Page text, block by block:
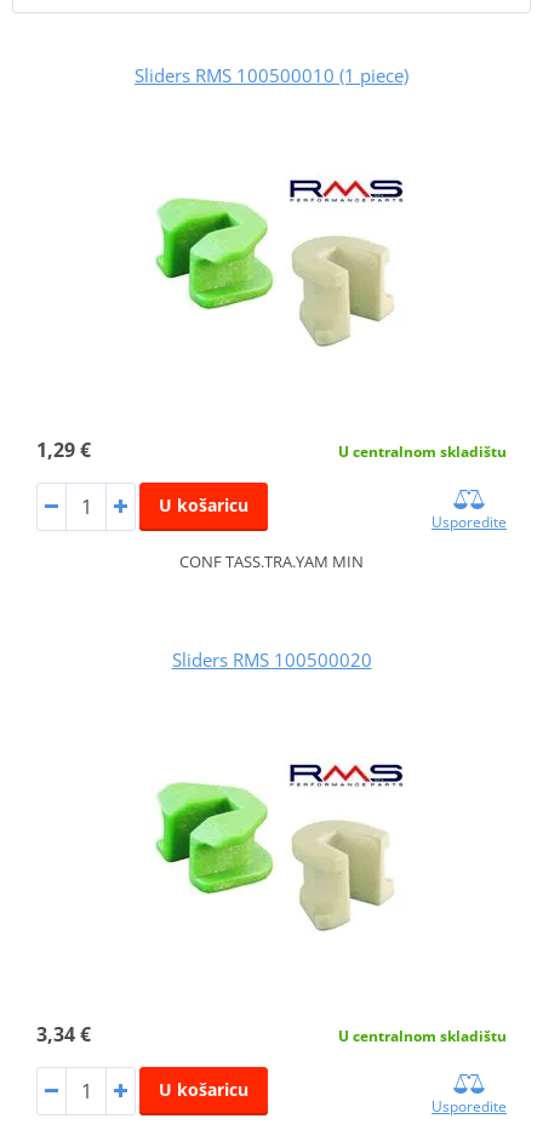
Sliders RMS 100500010 (1 piece)
1,29 € U centralnom skladištu
U košaricu
Usporedite
CONF TASS.TRA.YAM MIN
Sliders RMS 100500020
3,34 € U centralnom skladištu
U košaricu
Usporedite